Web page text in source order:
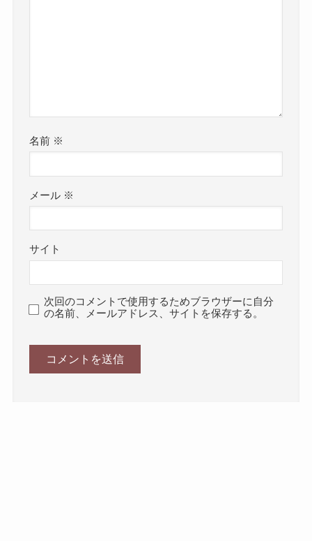
名前 ※
メール ※
サイト
次回のコメントで使用するためブラウザーに自分
の名前、メールアドレス、サイトを保存する。